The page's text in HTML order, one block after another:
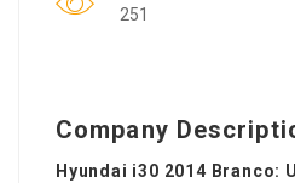
251
Company
Hyundai i30 2014 Branco: